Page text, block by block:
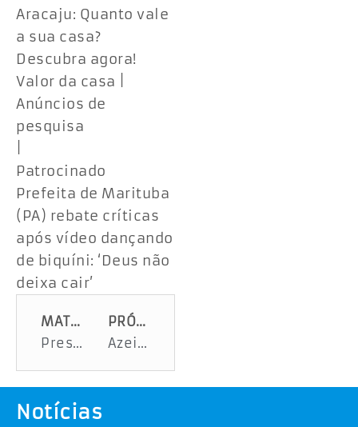
Aracaju: Quanto vale
a sua casa?
Descubra agora!
Valor da casa |
Anúncios de
pesquisa
Patrocinado
Prefeita de Marituba
(PA) rebate críticas
após vídeo dançando
de biquíni: ‘Deus não
deixa cair’
MATÉRIA ANTERIOR
Presos no camburão reagem à prisão de MC Poze do Rodo no Rio; veja o vídeo
PRÓXIMA MATÉRIA
Azeite falsificado: saiba como identificar fraudes (e prejuízos para a saúde) em restaurantes e mercados
Notícias